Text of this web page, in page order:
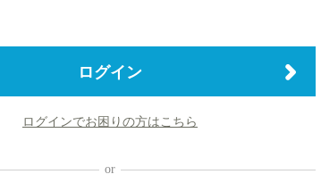
替
ログイン
ログインでお困りの方はこちら